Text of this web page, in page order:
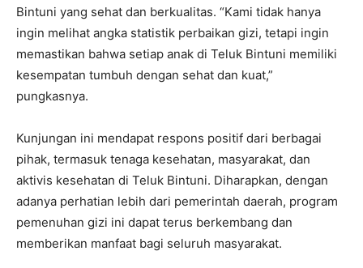
Bintuni yang sehat dan berkualitas. “Kami tidak hanya
ingin melihat angka statistik perbaikan gizi, tetapi ingin
memastikan bahwa setiap anak di Teluk Bintuni memiliki
kesempatan tumbuh dengan sehat dan kuat,”
pungkasnya.
Kunjungan ini mendapat respons positif dari berbagai
pihak, termasuk tenaga kesehatan, masyarakat, dan
aktivis kesehatan di Teluk Bintuni. Diharapkan, dengan
adanya perhatian lebih dari pemerintah daerah, program
pemenuhan gizi ini dapat terus berkembang dan
memberikan manfaat bagi seluruh masyarakat.